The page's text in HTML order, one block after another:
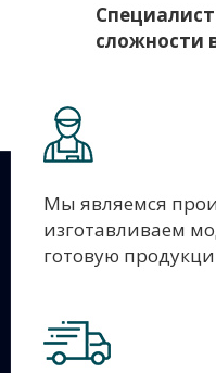
сложности
Мы являемся
изготавливаем
готовую